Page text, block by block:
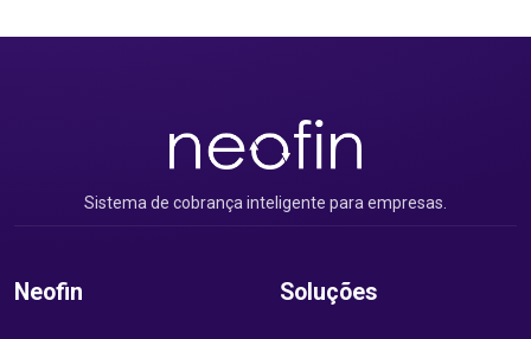
Sistema de cobrança inteligente para empresas.
Neofin Soluções